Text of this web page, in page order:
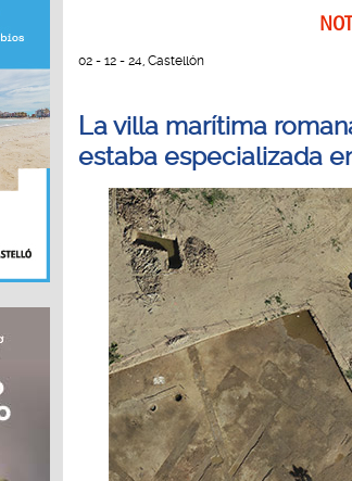
02 - 12 - 24, Castellón
La villa marítima
estaba especializada